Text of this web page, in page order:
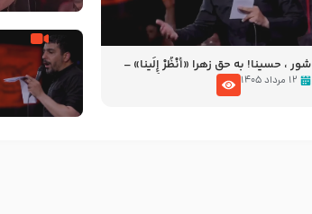
شور ، حسینا! به‌ حق زهرا «أُنْظُرْ إِلَینا» –
عزاداری شب هفتم ماه محرّم 1405
۱۲ مرداد ۱۴۰۵